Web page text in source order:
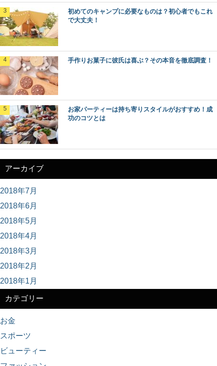
初めてのキャンプに必要なものは？初心者でもこれ
で大丈夫！
手作りお菓子に彼氏は喜ぶ？その本音を徹底調査！
お家パーティーは持ち寄りスタイルがおすすめ！成
功のコツとは
アーカイブ
2018年7月
2018年6月
2018年5月
2018年4月
2018年3月
2018年2月
2018年1月
カテゴリー
お金
スポーツ
ビューティー